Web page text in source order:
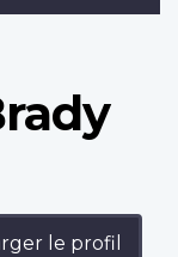
le profil